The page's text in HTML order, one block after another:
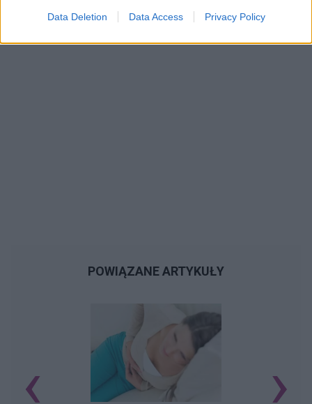
Data Deletion Data Access Privacy Policy
POWIĄZANE ARTYKUŁY
‹ ›